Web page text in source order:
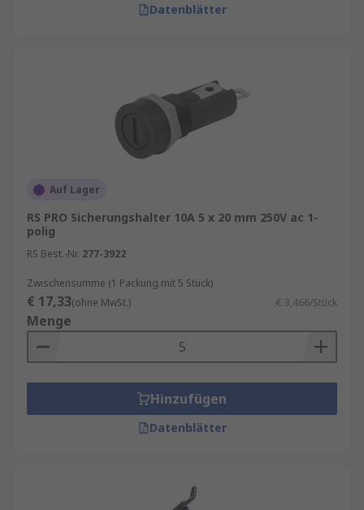
Datenblätter
Auf Lager
RS PRO Sicherungshalter 10A 5 x 20 mm 250V ac 1-
polig
RS Best.-Nr. 277-3922
Zwischensumme (1 Packung mit 5 Stück)
€ 17,33(ohne MwSt.) € 3,466/Stück
Menge
Hinzufügen
Datenblätter